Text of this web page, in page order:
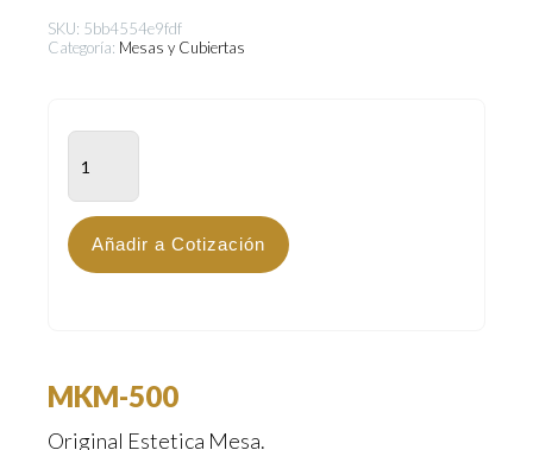
SKU: 5bb4554e9fdf
Categoría: Mesas y Cubiertas
MKM-500
Original Estetica Mesa.
MKM-
500
Añadir a Cotización